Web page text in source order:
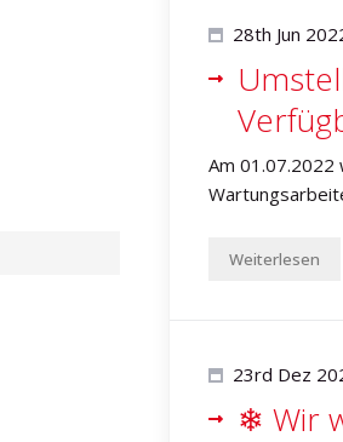
28th Jun
Am 01.07.2022
Weiterlesen
23rd Dez
❄ Wir